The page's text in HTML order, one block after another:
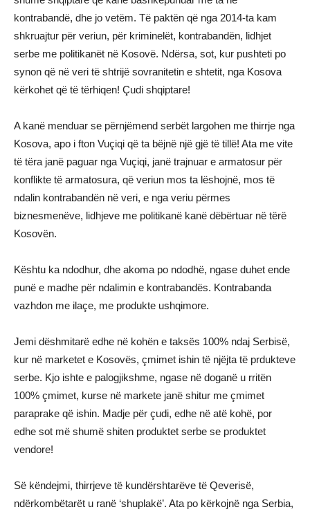
kontrabandë, dhe jo vetëm. Të paktën që nga 2014-ta kam
shkruajtur për veriun, për kriminelët, kontrabandën, lidhjet
serbe me politikanët në Kosovë. Ndërsa, sot, kur pushteti po
synon që në veri të shtrijë sovranitetin e shtetit, nga Kosova
kërkohet që të tërhiqen! Çudi shqiptare!
A kanë menduar se përnjëmend serbët largohen me thirrje nga
Kosova, apo i fton Vuçiqi që ta bëjnë një gjë të tillë! Ata me vite
të tëra janë paguar nga Vuçiqi, janë trajnuar e armatosur për
konflikte të armatosura, që veriun mos ta lëshojnë, mos të
ndalin kontrabandën në veri, e nga veriu përmes
biznesmenëve, lidhjeve me politikanë kanë dëbërtuar në tërë
Kosovën.
Kështu ka ndodhur, dhe akoma po ndodhë, ngase duhet ende
punë e madhe për ndalimin e kontrabandës. Kontrabanda
vazhdon me ilaçe, me produkte ushqimore.
Jemi dëshmitarë edhe në kohën e taksës 100% ndaj Serbisë,
kur në marketet e Kosovës, çmimet ishin të njëjta të prdukteve
serbe. Kjo ishte e palogjikshme, ngase në doganë u rritën
100% çmimet, kurse në markete janë shitur me çmimet
paraprake që ishin. Madje për çudi, edhe në atë kohë, por
edhe sot më shumë shiten produktet serbe se produktet
vendore!
Së këndejmi, thirrjeve të kundërshtarëve të Qeverisë,
ndërkombëtarët u ranë ‘shuplakë’. Ata po kërkojnë nga Serbia,